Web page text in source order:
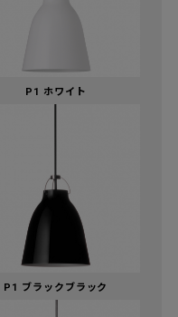
P1 ホワイト
P1 ブラックブラック